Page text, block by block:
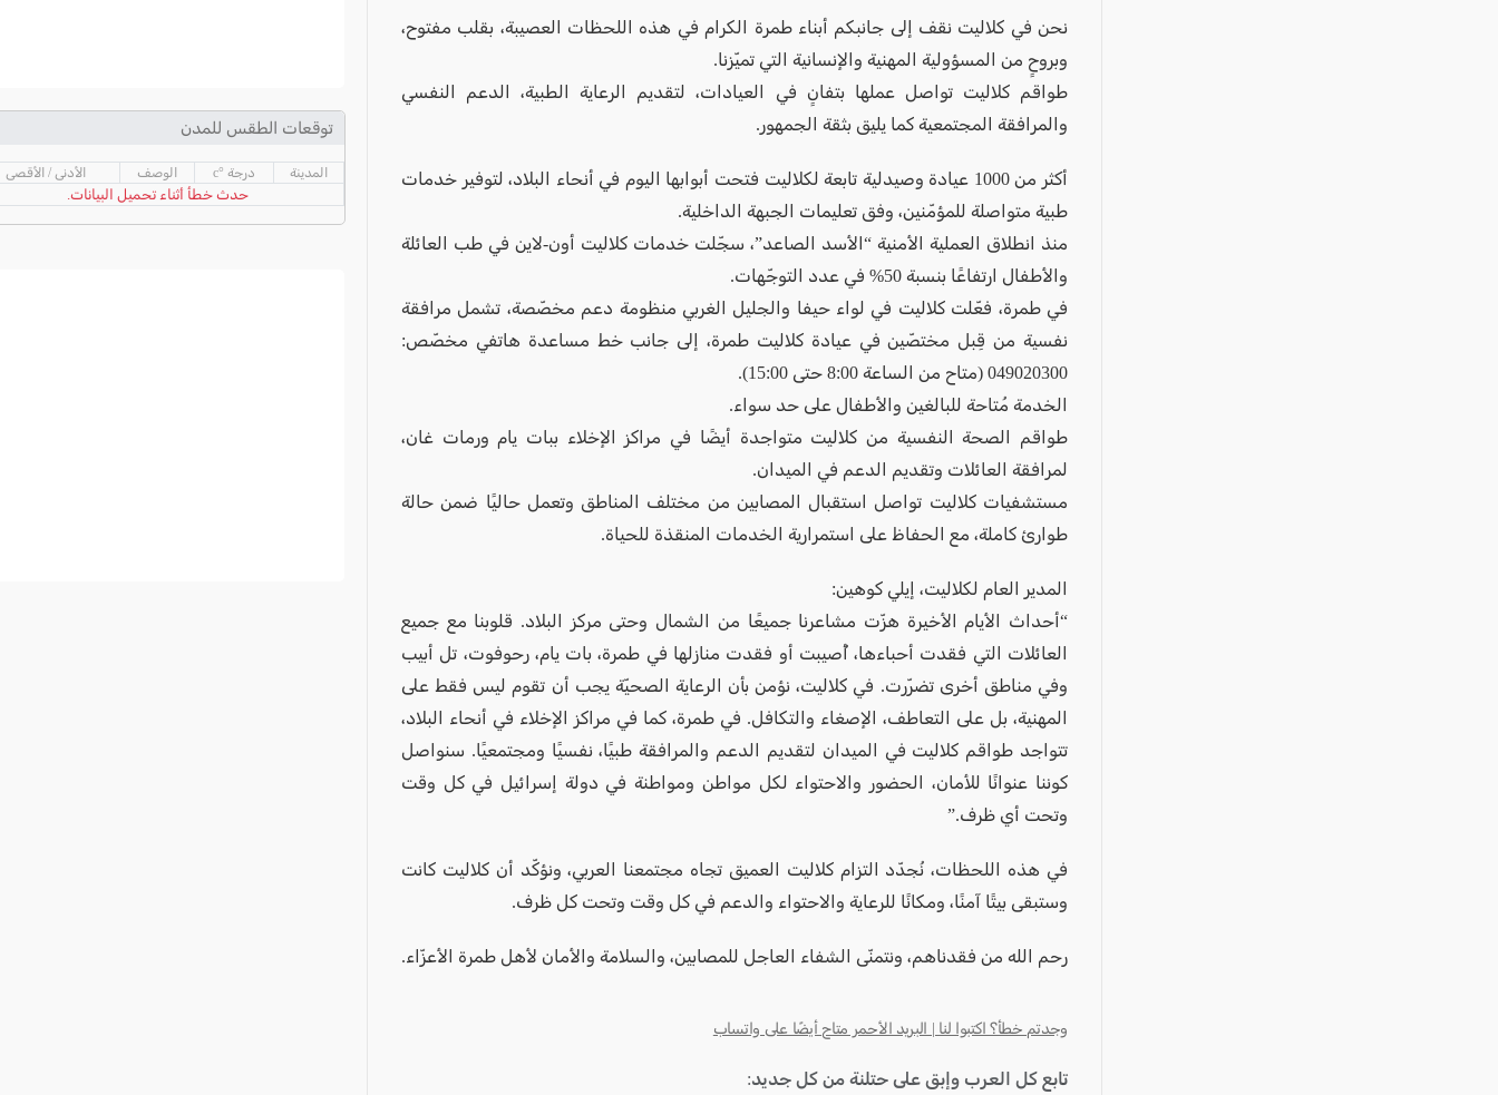
نحن في كلاليت نقف إلى جانبكم أبناء طمرة الكرام في هذه اللحظات العصيبة، بقلب مفتوح،
وبروحٍ من المسؤولية المهنية والإنسانية التي تميّزنا.
طواقم كلاليت تواصل عملها بتفانٍ في العيادات، لتقديم الرعاية الطبية، الدعم النفسي
والمرافقة المجتمعية كما يليق بثقة الجمهور.
أكثر من 1000 عيادة وصيدلية تابعة لكلاليت فتحت أبوابها اليوم في أنحاء البلاد، لتوفير خدمات
طبية متواصلة للمؤمّنين، وفق تعليمات الجبهة الداخلية.
منذ انطلاق العملية الأمنية “الأسد الصاعد”، سجّلت خدمات كلاليت أون-لاين في طب العائلة
والأطفال ارتفاعًا بنسبة 50% في عدد التوجّهات.
في طمرة، فعّلت كلاليت في لواء حيفا والجليل الغربي منظومة دعم مخصّصة، تشمل مرافقة
نفسية من قِبل مختصّين في عيادة كلاليت طمرة، إلى جانب خط مساعدة هاتفي مخصّص:
‎049020300 (متاح من الساعة 8:00 حتى 15:00).
الخدمة مُتاحة للبالغين والأطفال على حد سواء.
طواقم الصحة النفسية من كلاليت متواجدة أيضًا في مراكز الإخلاء ببات يام ورمات غان،
لمرافقة العائلات وتقديم الدعم في الميدان.
مستشفيات كلاليت تواصل استقبال المصابين من مختلف المناطق وتعمل حاليًا ضمن حالة
طوارئ كاملة، مع الحفاظ على استمرارية الخدمات المنقذة للحياة.
المدير العام لكلاليت، إيلي كوهين:
“أحداث الأيام الأخيرة هزّت مشاعرنا جميعًا من الشمال وحتى مركز البلاد. قلوبنا مع جميع
العائلات التي فقدت أحباءها، أُصيبت أو فقدت منازلها في طمرة، بات يام، رحوفوت، تل أبيب
وفي مناطق أخرى تضرّرت. في كلاليت، نؤمن بأن الرعاية الصحيّة يجب أن تقوم ليس فقط على
المهنية، بل على التعاطف، الإصغاء والتكافل. في طمرة، كما في مراكز الإخلاء في أنحاء البلاد،
تتواجد طواقم كلاليت في الميدان لتقديم الدعم والمرافقة طبيًا، نفسيًا ومجتمعيًا. سنواصل
كوننا عنوانًا للأمان، الحضور والاحتواء لكل مواطن ومواطنة في دولة إسرائيل في كل وقت
وتحت أي ظرف.”
في هذه اللحظات، نُجدّد التزام كلاليت العميق تجاه مجتمعنا العربي، ونؤكّد أن كلاليت كانت
وستبقى بيتًا آمنًا، ومكانًا للرعاية والاحتواء والدعم في كل وقت وتحت كل ظرف.
رحم الله من فقدناهم، ونتمنّى الشفاء العاجل للمصابين، والسلامة والأمان لأهل طمرة الأعزّاء.
وجدتم خطأ؟ اكتبوا لنا | البريد الأحمر متاح أيضًا على واتساب
تابع كل العرب وإبق على حتلنة من كل جديد:
توقعات الطقس للمدن
المدينة درجة °c الوصف الأدنى / الأقصى
حدث خطأ أثناء تحميل البيانات.